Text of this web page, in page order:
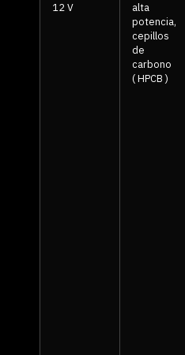
12 V
alta
potencia,
cepillos
de
carbono
( HPCB )